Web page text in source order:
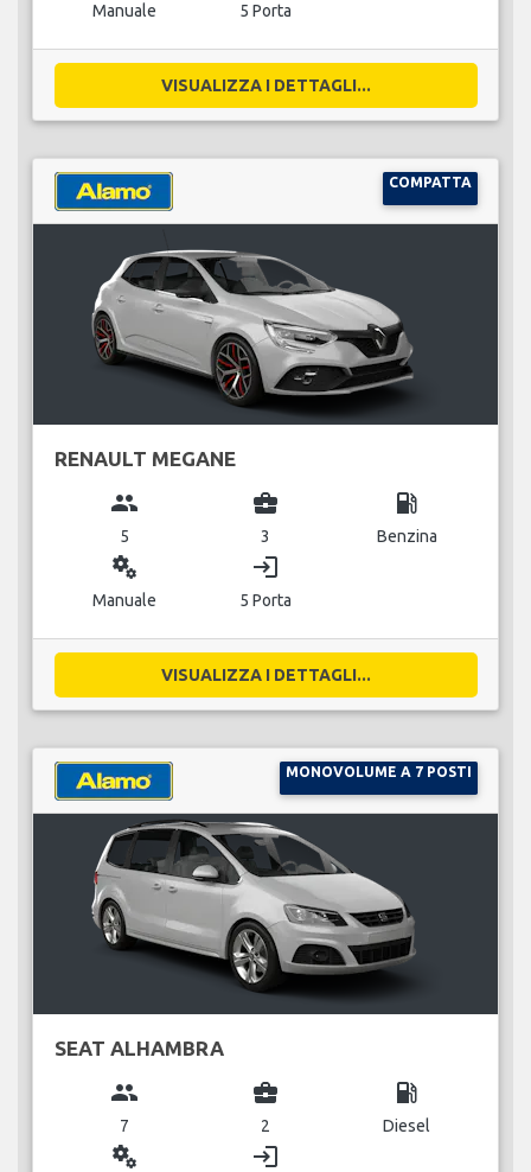
Manuale 5 Porta
VISUALIZZA I DETTAGLI...
COMPATTA
RENAULT MEGANE
group
5
business_center
3
local_gas_station
Benzina
miscellaneous_services
Manuale
login
5 Porta
VISUALIZZA I DETTAGLI...
MONOVOLUME A 7 POSTI
SEAT ALHAMBRA
group
7
business_center
2
local_gas_station
Diesel
miscellaneous_services login